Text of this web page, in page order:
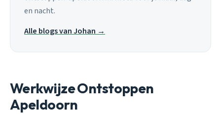
en nacht.
Alle blogs van Johan →
Werkwijze Ontstoppen
Apeldoorn